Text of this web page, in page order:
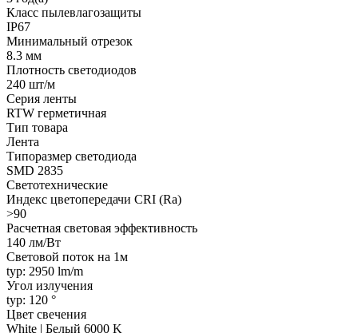
Класс пылевлагозащиты
IP67
Минимальный отрезок
8.3 мм
Плотность светодиодов
240 шт/м
Серия ленты
RTW герметичная
Тип товара
Лента
Типоразмер светодиода
SMD 2835
Светотехнические
Индекс цветопередачи CRI (Ra)
>90
Расчетная световая эффективность
140 лм/Вт
Световой поток на 1м
typ: 2950 lm/m
Угол излучения
typ: 120 °
Цвет свечения
White | Белый 6000 K